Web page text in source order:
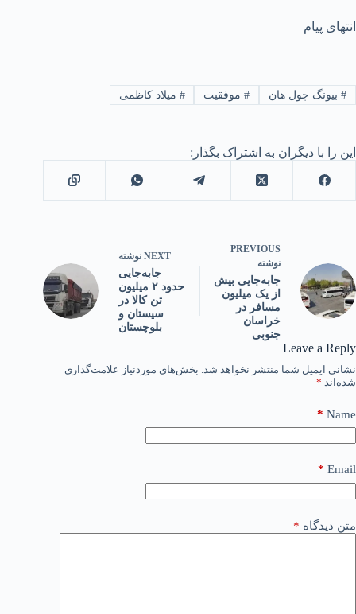
انتهای پیام
#بیونگ چول هان #موفقیت # میلاد کاظمی
این را با دیگران به اشتراک بگذار:
PREVIOUS
نوشته
جابه‌جایی بیش
از یک میلیون
مسافر در
خراسان‌
جنوبی
NEXT نوشته
جابه‌جایی
حدود ۲ میلیون
تن کالا در
سیستان و
بلوچستان
Leave a Reply
نشانی ایمیل شما منتشر نخواهد شد. بخش‌های موردنیاز علامت‌گذاری
شده‌اند *
Name
*
Email
*
متن دیدگاه *